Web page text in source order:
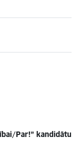
Par!” kandidātu